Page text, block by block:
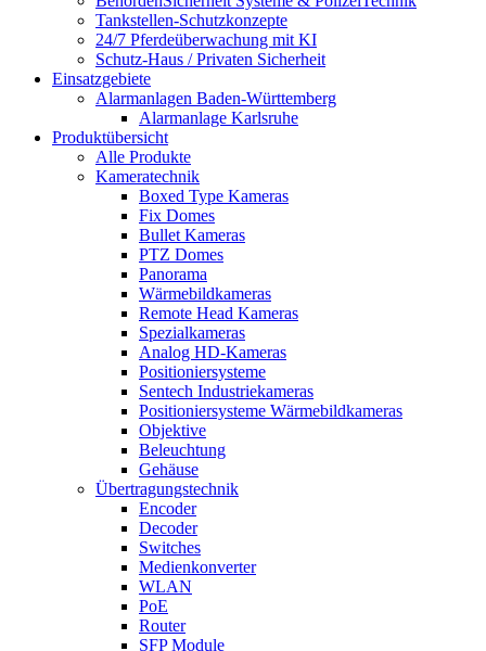
Tankstellen-Schutzkonzepte​
24/7 Pferdeüberwachung mit KI
Schutz-Haus / Privaten Sicherheit
Einsatzgebiete
Alarmanlagen Baden-Württemberg
Alarmanlage Karlsruhe
Produktübersicht
Alle Produkte
Kameratechnik
Boxed Type Kameras
Fix Domes
Bullet Kameras
PTZ Domes
Panorama
Wärmebildkameras
Remote Head Kameras
Spezialkameras
Analog HD-Kameras
Positioniersysteme
Sentech Industriekameras
Positioniersysteme Wärmebildkameras
Objektive
Beleuchtung
Gehäuse
Übertragungstechnik
Encoder
Decoder
Switches
Medienkonverter
WLAN
PoE
Router
SFP Module